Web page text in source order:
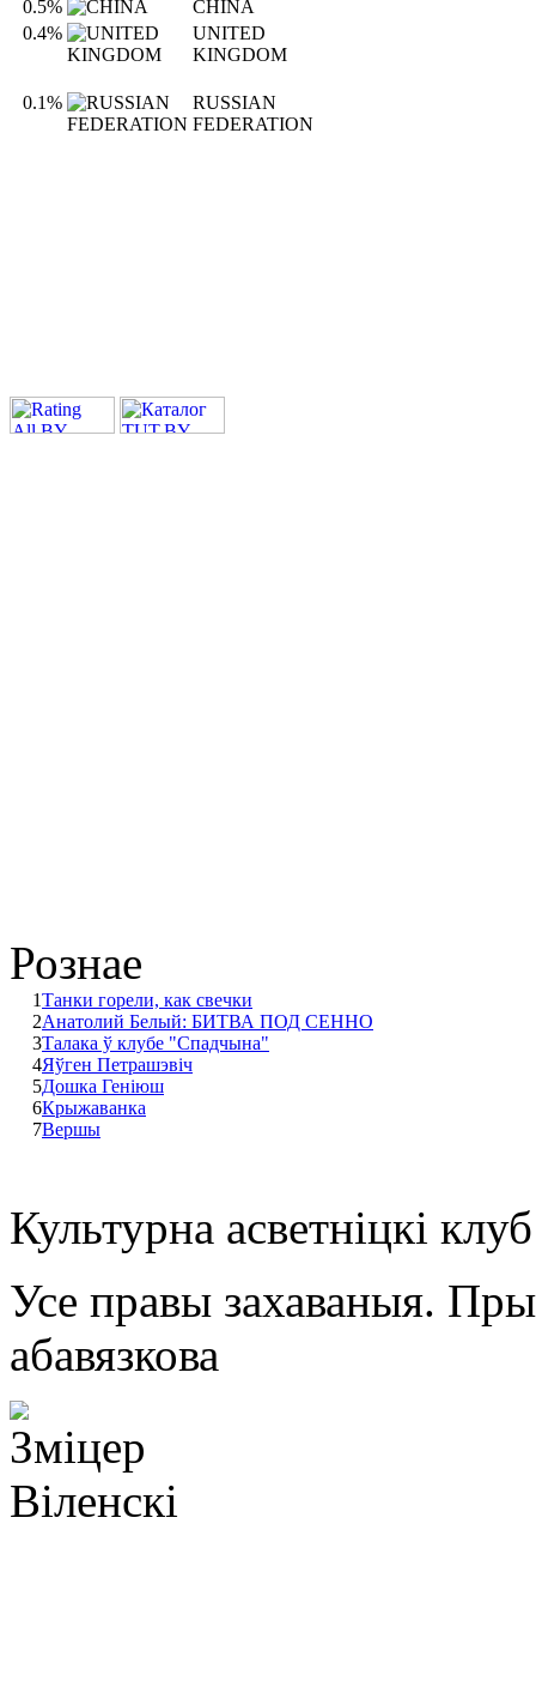
0.5%
CHINA
0.4%
UNITED
KINGDOM
0.1%
RUSSIAN
FEDERATION
Рознае
1Танки горели, как свечки
2Анатолий Белый: БИТВА ПОД СЕННО
3Талака ў клубе "Спадчына"
4Яўген Петрашэвіч
5Дошка Геніюш
6Крыжаванка
7Вершы
Культурна асветнiцкi
Усе правы захаваныя.
абавязкова